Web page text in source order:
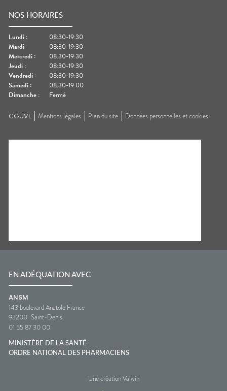
NOS HORAIRES
Lundi :
08:30-19:30
Mardi :
08:30-19:30
Mercredi :
08:30-19:30
Jeudi :
08:30-19:30
Vendredi :
08:30-19:30
Samedi :
08:30-19:00
Dimanche : Fermé
CGUVL Mentions légales Plan du site Données personnelles et cookies
EN ADÉQUATION AVEC
ANSM
143 boulevard Anatole France
93200 Saint-Denis
01 55 87 30 00
MINISTÈRE DE LA SANTÉ
ORDRE NATIONAL DES PHARMACIENS
Une création Valwin